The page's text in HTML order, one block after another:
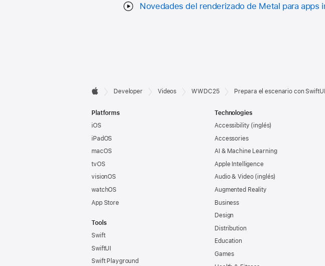
Novedades del renderizado de Metal para apps
Developer
Footer

Developer Videos WWDC25 Prepara el escenario con
Platforms
iOS
iPadOS
macOS
tvOS
visionOS
watchOS
App Store
Tools
Swift
SwiftUI
Swift Playground
Technologies
Accessibility
Accessories
AI & Machine Learning
Apple Intelligence
Audio & Video
Augmented Reality
Business
Design
Distribution
Education
Games